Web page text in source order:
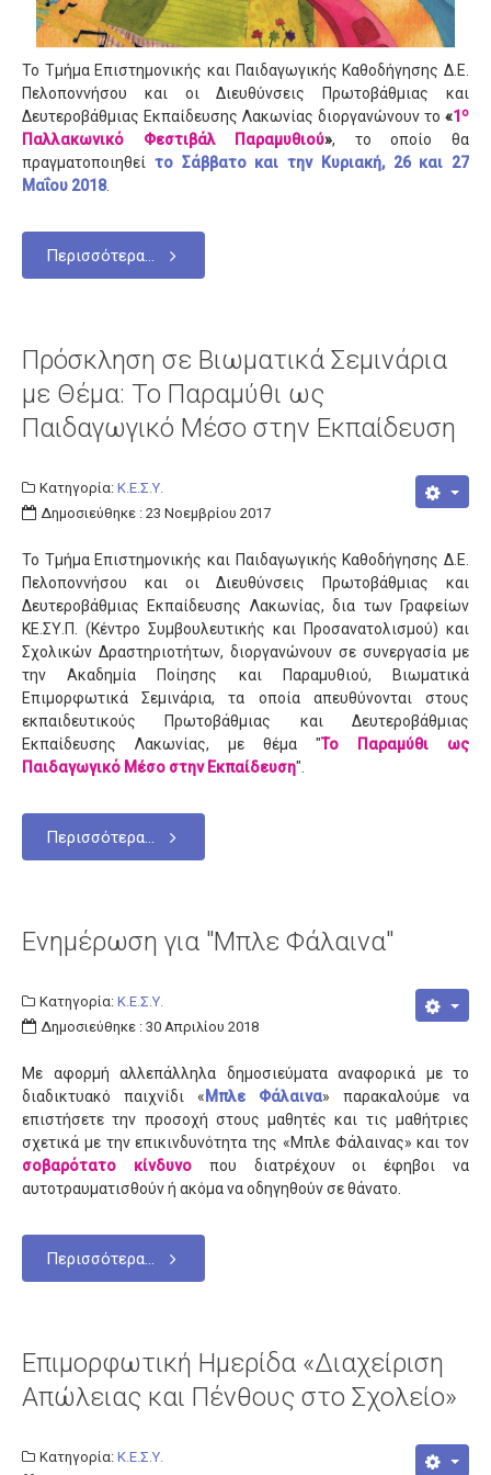
Αποσπάσεις
Διορισμοί - Προσλήψεις
Συνταξιοδοτήσεις
Μετατάξεις
Επιμoρφώσεις
Μαθητές
Διαγωνισμοί
Επικοινωνία
Το Τμήμα Επιστημονικής και Παιδαγωγικής Καθοδήγησης Δ.Ε.
Πελοποννήσου και οι Διευθύνσεις Πρωτοβάθμιας και
Δευτεροβάθμιας Εκπαίδευσης Λακωνίας διοργανώνουν το «1 ο
Παλλακωνικό Φεστιβάλ Παραμυθιού», το οποίο θα
πραγματοποιηθεί το Σάββατο και την Κυριακή, 26 και 27
Μαΐου 2018.
Περισσότερα...
Πρόσκληση σε Βιωματικά Σεμινάρια
με Θέμα: Το Παραμύθι ως
Παιδαγωγικό Μέσο στην Εκπαίδευση
Κατηγορία: Κ.Ε.Σ.Υ.
Δημοσιεύθηκε : 23 Νοεμβρίου 2017
Το Τμήμα Επιστημονικής και Παιδαγωγικής Καθοδήγησης Δ.Ε.
Πελοποννήσου και οι Διευθύνσεις Πρωτοβάθμιας και
Δευτεροβάθμιας Εκπαίδευσης Λακωνίας, δια των Γραφείων
ΚΕ.ΣΥ.Π. (Κέντρο Συμβουλευτικής και Προσανατολισμού) και
Σχολικών Δραστηριοτήτων, διοργανώνουν σε συνεργασία με
την Ακαδημία Ποίησης και Παραμυθιού, Βιωματικά
Επιμορφωτικά Σεμινάρια, τα οποία απευθύνονται στους
εκπαιδευτικούς Πρωτοβάθμιας και Δευτεροβάθμιας
Εκπαίδευσης Λακωνίας, με θέμα "Το Παραμύθι ως
Παιδαγωγικό Μέσο στην Εκπαίδευση".
Περισσότερα...
Ενημέρωση για "Μπλε Φάλαινα"
Κατηγορία: Κ.Ε.Σ.Υ.
Δημοσιεύθηκε : 30 Απριλίου 2018
Με αφορμή αλλεπάλληλα δημοσιεύματα αναφορικά με το
διαδικτυακό παιχνίδι « Μπλε Φάλαινα» παρακαλούμε να
επιστήσετε την προσοχή στους μαθητές και τις μαθήτριες
σχετικά με την επικινδυνότητα της «Μπλε Φάλαινας» και τον
σοβαρότατο κίνδυνοπου διατρέχουν οι έφηβοι να
αυτοτραυματισθούν ή ακόμα να οδηγηθούν σε θάνατο.
Περισσότερα...
Επιμορφωτική Ημερίδα «Διαχείριση
Απώλειας και Πένθους στο Σχολείο»
Κατηγορία: Κ.Ε.Σ.Υ.